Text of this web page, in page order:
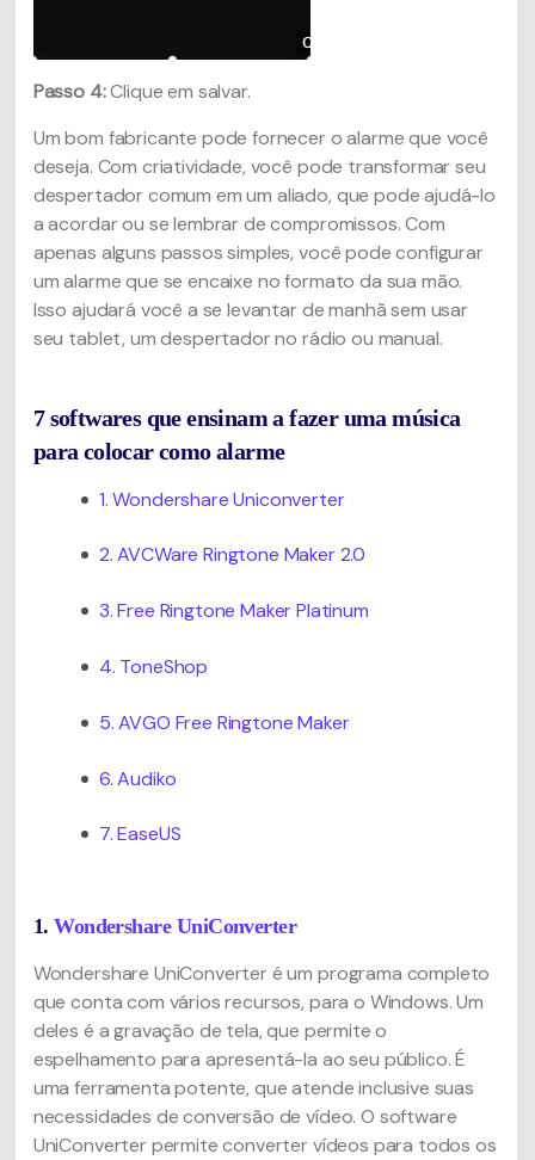
Passo 4:Clique em salvar.
Um bom fabricante pode fornecer o alarme que você
deseja. Com criatividade, você pode transformar seu
despertador comum em um aliado, que pode ajudá-lo
a acordar ou se lembrar de compromissos. Com
apenas alguns passos simples, você pode configurar
um alarme que se encaixe no formato da sua mão.
Isso ajudará você a se levantar de manhã sem usar
seu tablet, um despertador no rádio ou manual.
7 softwares que ensinam a fazer uma música
para colocar como alarme
1. Wondershare Uniconverter
2. AVCWare Ringtone Maker 2.0
3. Free Ringtone Maker Platinum
4. ToneShop
5. AVGO Free Ringtone Maker
6. Audiko
7. EaseUS
1. Wondershare UniConverter
Wondershare UniConverter é um programa completo
que conta com vários recursos, para o Windows. Um
deles é a gravação de tela, que permite o
espelhamento para apresentá-la ao seu público. É
uma ferramenta potente, que atende inclusive suas
necessidades de conversão de vídeo. O software
UniConverter permite converter vídeos para todos os